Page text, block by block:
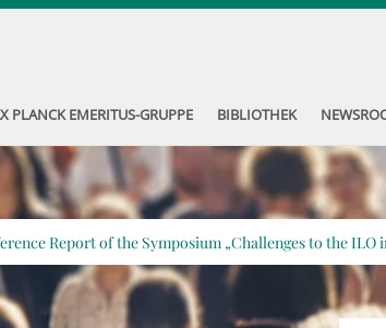
PLANCK EMERITUS-GRUPPE BIBLIOTHEK
Report of the Symposium „Challenges to the ILO